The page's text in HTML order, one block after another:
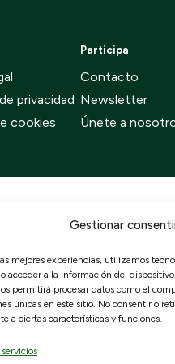
Gestionar
mejores experiencias, utilizamos
acceder a la información del
permitirá procesar datos como el
únicas en este sitio. No consentir o
a ciertas características y funciones.
privacidad
cookies
Participa
Contacto
Newsletter
Únete a